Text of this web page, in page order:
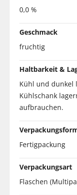
0,0 %
Geschmack
fruchtig
Haltbarkeit &
Kühl und dunkel
Kühlschank
aufbrauchen.
Fertigpackung
Verpackungsart
Flaschen